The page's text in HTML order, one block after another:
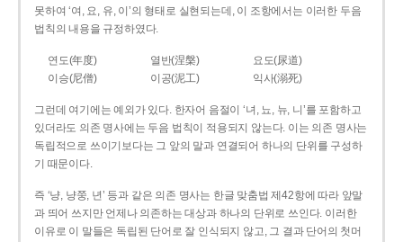
못하여 ‘여, 요, 유, 이’의 형태로 실현되는데, 이 조항에서는 이러한 두음
법칙의 내용을 규정하였다.
연도(年度) 열반(涅槃)
요도(尿道)
이승(尼僧)
이공(泥工) 익사(溺死)
그런데 여기에는 예외가 있다. 한자어 음절이 ‘녀, 뇨, 뉴, 니’를 포함하고
있더라도 의존 명사에는 두음 법칙이 적용되지 않는다. 이는 의존 명사는
독립적으로 쓰이기보다는 그 앞의 말과 연결되어 하나의 단위를 구성하
기 때문이다.
즉 ‘냥, 냥쭝, 년’ 등과 같은 의존 명사는 한글 맞춤법 제42항에 따라 앞말
과 띄어 쓰지만 언제나 의존하는 대상과 하나의 단위로 쓰인다. 이러한
이유로 이 말들은 독립된 단어로 잘 인식되지 않고, 그 결과 단어의 첫머